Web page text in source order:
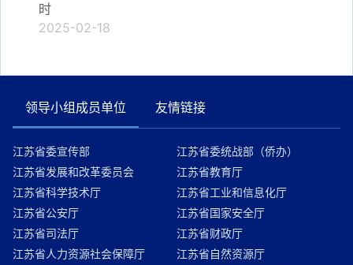
时
2025-02-18
领导小组成员单位 友情链接
江苏省委宣传部
江苏省委统战部（侨办）
江苏省发展和改革委员会
江苏省教育厅
江苏省科学技术厅
江苏省工业和信息化厅
江苏省公安厅
江苏省国家安全厅
江苏省司法厅
江苏省财政厅
江苏省人力资源社会保障厅
江苏省自然资源厅